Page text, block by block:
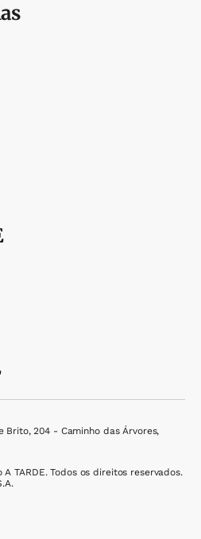
Brito, 204 - Caminho das Árvores,
TARDE. Todos os direitos reservados.